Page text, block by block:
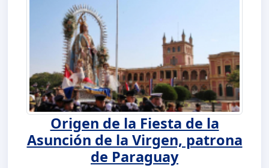
Origen de la Fiesta de la
Asunción de la Virgen, patrona
de Paraguay